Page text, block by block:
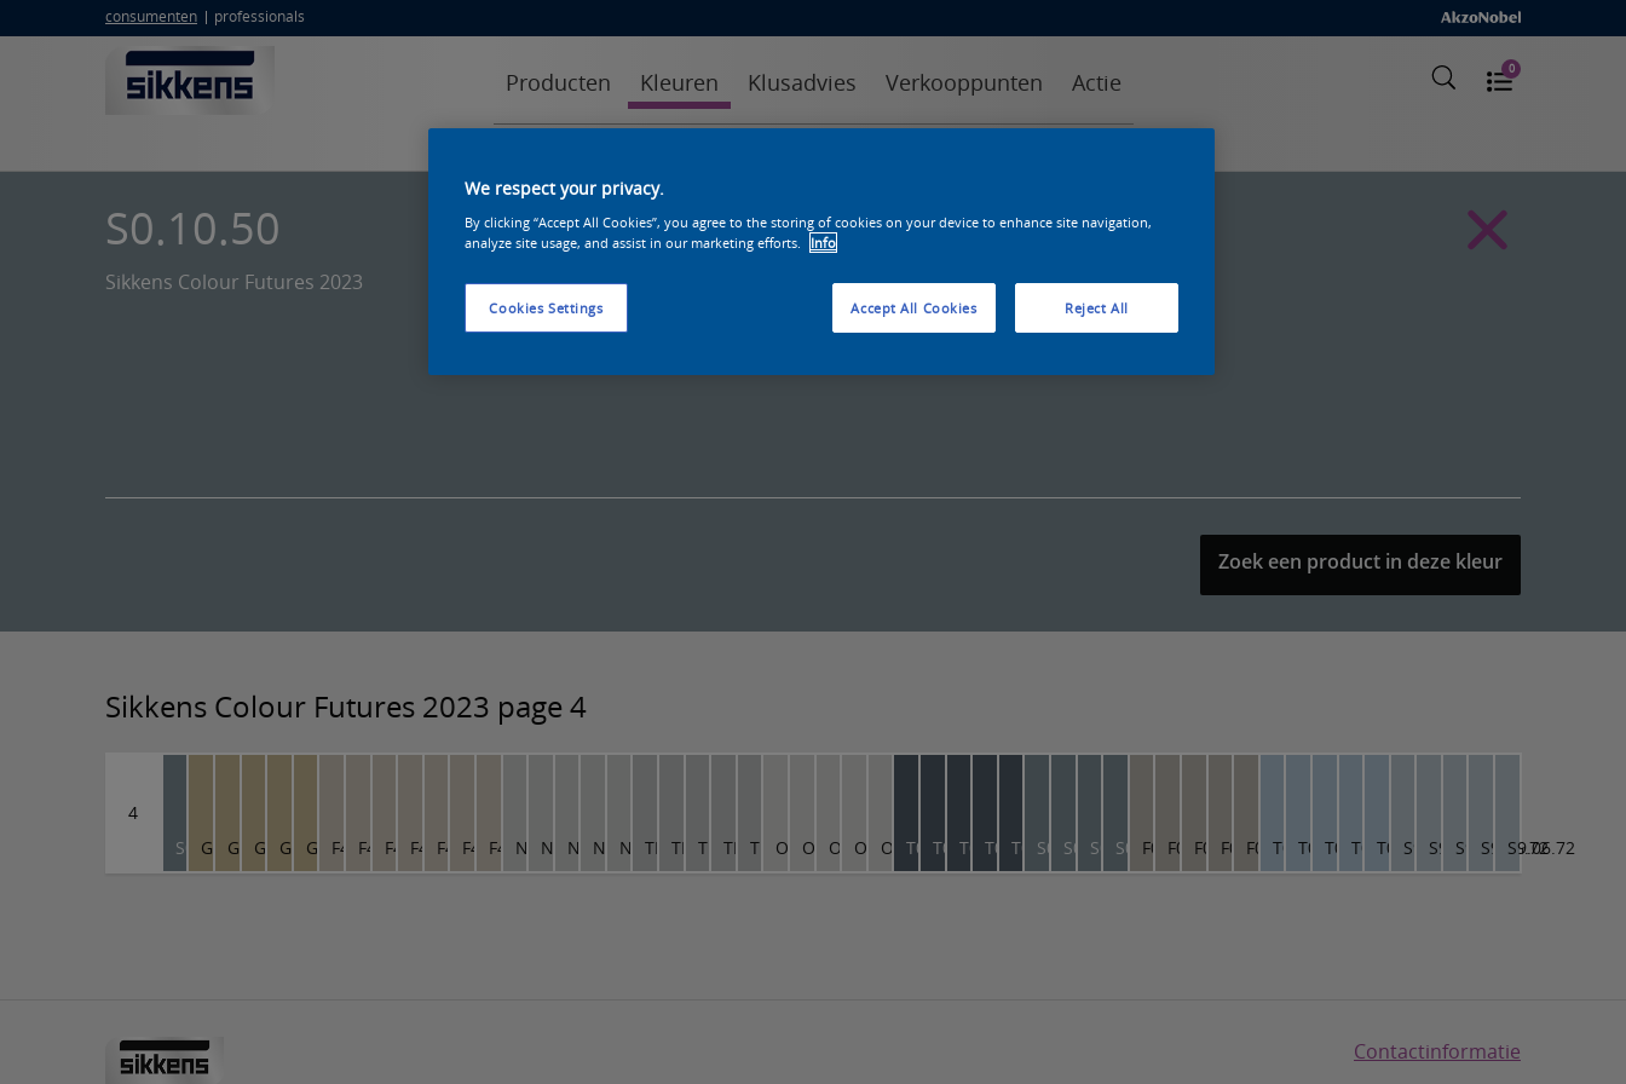
consumenten professionals
Producten Kleuren Klusadvies Verkooppunten Actie 0
S0.10.50
Sikkens Colour Futures 2023
Zoek een product in deze kleur
Sikkens Colour Futures 2023 page 4
4
S0.10.50
G0.16.68
G0.16.68
G0.16.68
G0.16.68
G0.16.68
F4.04.73
F4.04.73
F4.04.73
F4.04.73
F4.04.73
F4.04.73
F4.04.73
NN.00.76
NN.00.76
NN.00.76
NN.00.76
NN.00.76
TN.01.71
TN.01.71
TN.01.71
TN.01.71
TN.01.71
ON.00.78
ON.00.78
ON.00.78
ON.00.78
ON.00.78
T0.11.31
T0.11.31
T0.11.31
T0.11.31
T0.11.31
S0.10.50
S0.10.50
S0.10.50
S0.10.50
F0.03.66
F0.03.66
F0.03.66
F0.03.66
F0.03.66
T0.10.70
T0.10.70
T0.10.70
T0.10.70
T0.10.70
S9.06.72
S9.06.72
S9.06.72
S9.06.72
S9.06.72
Contactinformatie
We respect your privacy.
By clicking “Accept All Cookies”, you agree to the storing of cookies on your device to enhance site navigation,
analyze site usage, and assist in our marketing efforts.
Info
Cookies Settings Reject All
Accept All Cookies